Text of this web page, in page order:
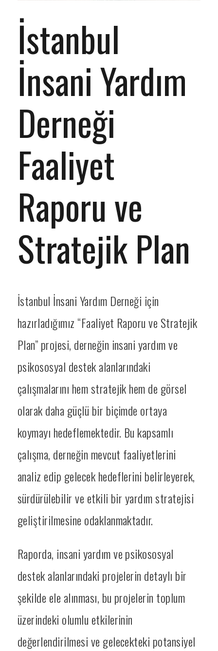
İstanbul
İnsani Yardım
Derneği
Faaliyet
Raporu ve
Stratejik Plan
İstanbul İnsani Yardım Derneği için
hazırladığımız “Faaliyet Raporu ve Stratejik
Plan” projesi, derneğin insani yardım ve
psikososyal destek alanlarındaki
çalışmalarını hem stratejik hem de görsel
olarak daha güçlü bir biçimde ortaya
koymayı hedeflemektedir. Bu kapsamlı
çalışma, derneğin mevcut faaliyetlerini
analiz edip gelecek hedeflerini belirleyerek,
sürdürülebilir ve etkili bir yardım stratejisi
geliştirilmesine odaklanmaktadır.
Raporda, insani yardım ve psikososyal
destek alanlarındaki projelerin detaylı bir
şekilde ele alınması, bu projelerin toplum
üzerindeki olumlu etkilerinin
değerlendirilmesi ve gelecekteki potansiyel